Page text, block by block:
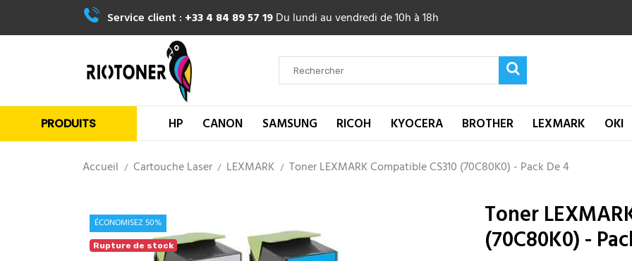
Service client : +33 4 84 89 57 19Du lundi au vendredi de 10h à 18h
PRODUITS HP CANON SAMSUNG RICOH KYOCERA BROTHER LEXMARK OKI
Accueil Cartouche Laser LEXMARK Toner LEXMARK Compatible CS310 (70C80K0) - Pack De 4
ÉCONOMISEZ 50%
Rupture de stock
Toner
(70C80K0) -